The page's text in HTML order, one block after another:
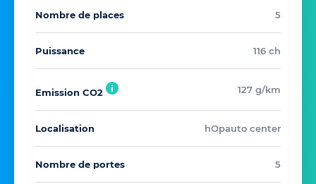
Nombre de places 5
Puissance 116 ch
Emission CO2 127 g/km
Localisation hOpauto center
Nombre de portes 5